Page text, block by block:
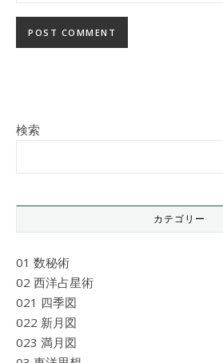
検索
カテゴリー
01 数秘術
02 西洋占星術
021 四季図
022 新月図
023 満月図